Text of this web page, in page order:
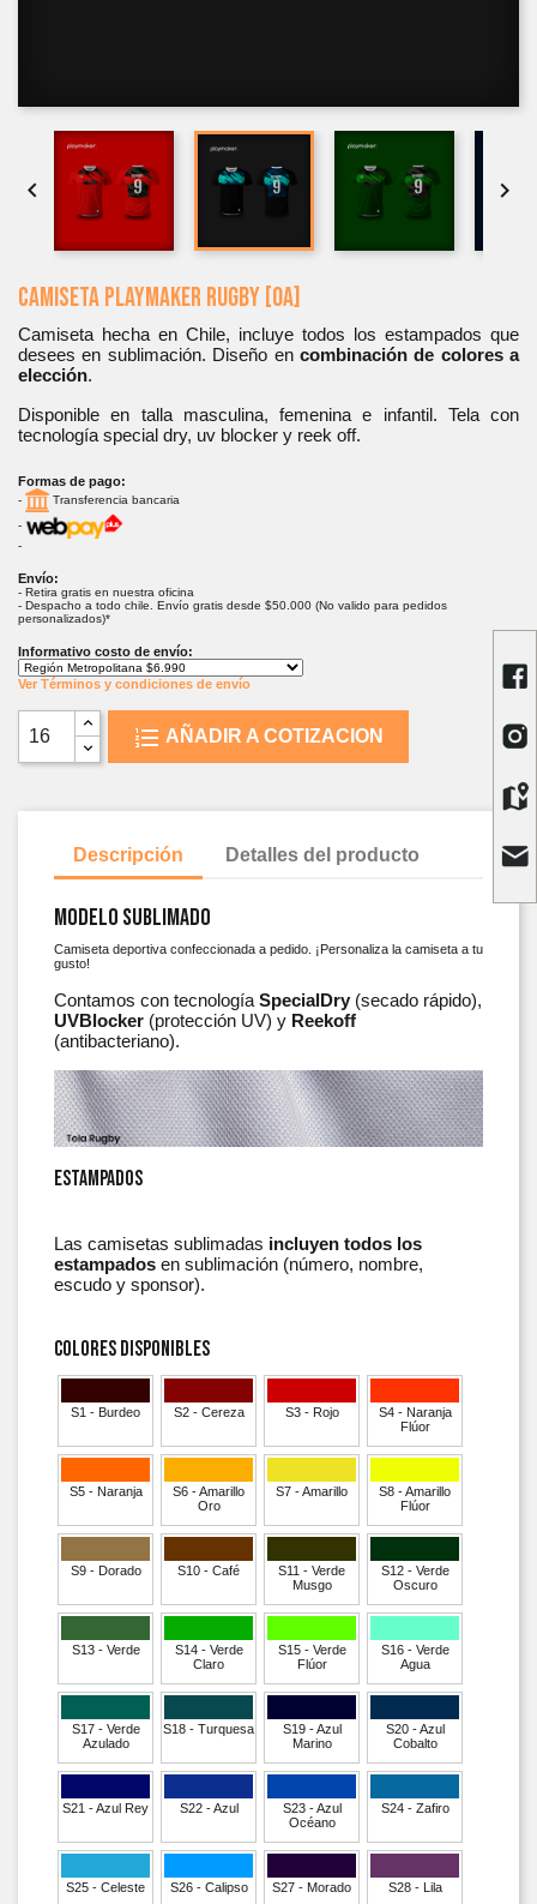
 
CAMISETA PLAYMAKER RUGBY [OA]
Camiseta hecha en Chile, incluye todos los estampados que
desees en sublimación. Diseño en combinación de colores a
elección.
Disponible en talla masculina, femenina e infantil. Tela con
tecnología special dry, uv blocker y reek off.
Formas de pago:
-
Transferencia bancaria
-
-
Envío:
- Retira gratis en nuestra oficina
- Despacho a todo chile. Envío gratis desde $50.000 (No valido para pedidos
personalizados)*
Informativo costo de envío:
Ver Términos y condiciones de envío
AÑADIR A COTIZACION
Descripción Detalles del producto
Modelo Sublimado
Camiseta deportiva confeccionada a pedido. ¡Personaliza la camiseta a tu
gusto!
Contamos con tecnología SpecialDry (secado rápido),
UVBlocker (protección UV) y Reekoff
(antibacteriano).
Estampados
Las camisetas sublimadas incluyen todos los
estampados en sublimación (número, nombre,
escudo y sponsor).
Colores Disponibles
S1 - Burdeo S2 - Cereza S3 - Rojo
S4 - Naranja
Flúor
S5 - Naranja
S6 - Amarillo
Oro
S7 - Amarillo
S8 - Amarillo
Flúor
S9 - Dorado S10 - Café
S11 - Verde
Musgo
S12 - Verde
Oscuro
S13 - Verde
S14 - Verde
Claro
S15 - Verde
Flúor
S16 - Verde
Agua
S17 - Verde
Azulado
S18 - Turquesa
S19 - Azul
Marino
S20 - Azul
Cobalto
S21 - Azul Rey S22 - Azul
S23 - Azul
Océano
S24 - Zafiro
S25 - Celeste S26 - Calipso S27 - Morado S28 - Lila